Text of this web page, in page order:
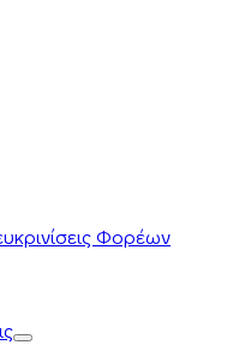
Φορέων